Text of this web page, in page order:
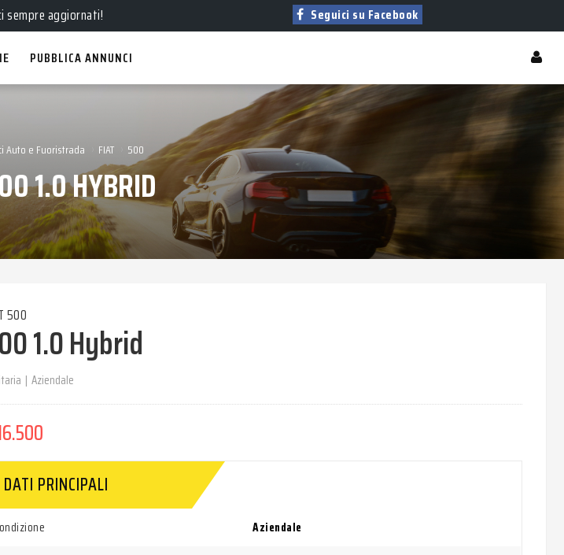
vendita!
sempre aggiornati!
Seguici su Facebook
PUBBLICA ANNUNCI
Auto e Fuoristrada FIAT 500
1.0 HYBRID
500
1.0 Hybrid
| Aziendale
DATI PRINCIPALI
Aziendale